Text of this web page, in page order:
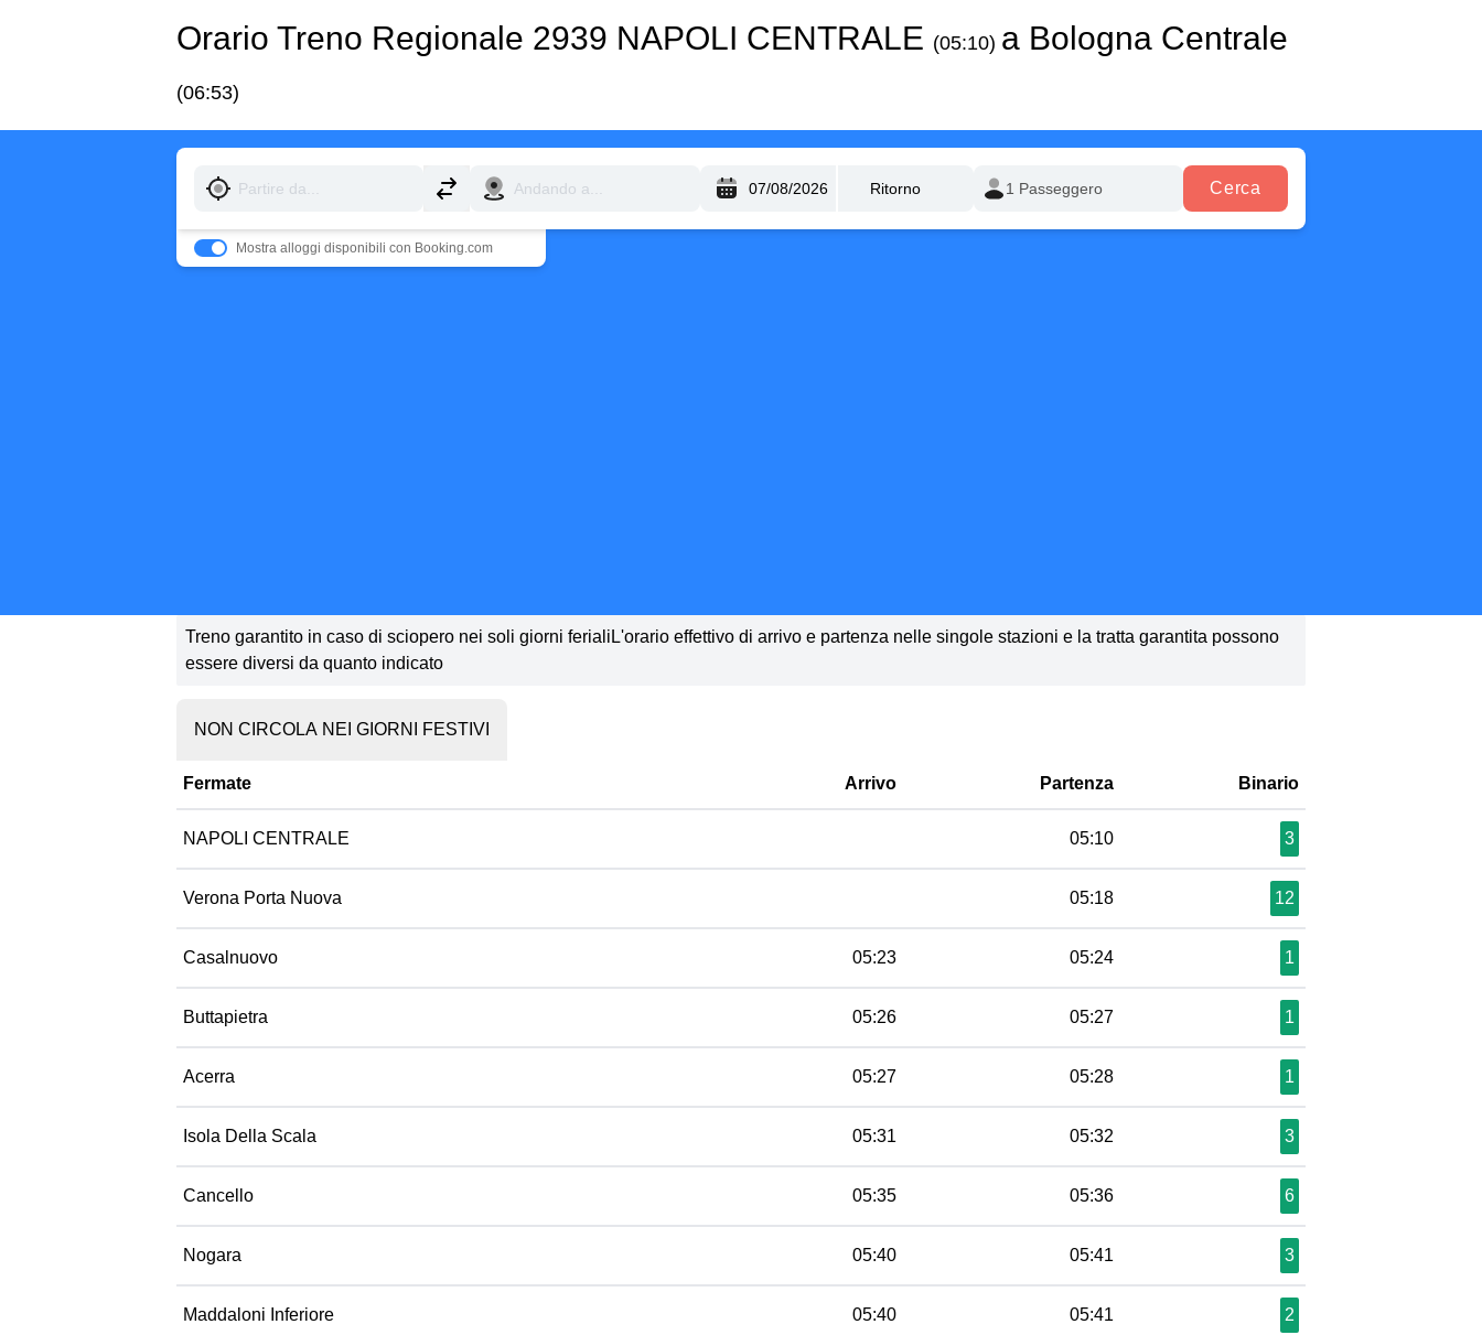
Orario Treno Regionale 2939 NAPOLI CENTRALE (05:10) a Bologna Centrale
(06:53)
Cerca
Mostra alloggi disponibili con Booking.com
Treno garantito in caso di sciopero nei soli giorni ferialiL'orario effettivo di arrivo e partenza nelle singole stazioni e la tratta garantita possono
essere diversi da quanto indicato
NON CIRCOLA NEI GIORNI FESTIVI
Fermate Arrivo Partenza Binario
NAPOLI CENTRALE 05:10 3
Verona Porta Nuova 05:18 12
Casalnuovo 05:23 05:24 1
Buttapietra 05:26 05:27 1
Acerra 05:27 05:28 1
Isola Della Scala 05:31 05:32 3
Cancello 05:35 05:36 6
Nogara 05:40 05:41 3
Maddaloni Inferiore 05:40 05:41 2